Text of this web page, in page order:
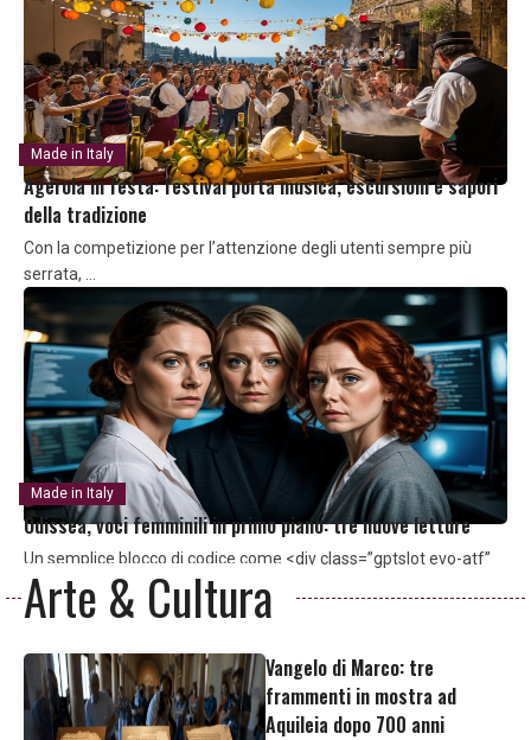
Made in Italy
Agerola in festa: festival porta musica, escursioni e sapori
della tradizione
Con la competizione per l’attenzione degli utenti sempre più
serrata, …
Made in Italy
Odissea, voci femminili in primo piano: tre nuove letture
Un semplice blocco di codice come <div class=”gptslot evo-atf”
data-adunitid=”1″></div> …
Arte & Cultura
Vangelo di Marco: tre
frammenti in mostra ad
Aquileia dopo 700 anni